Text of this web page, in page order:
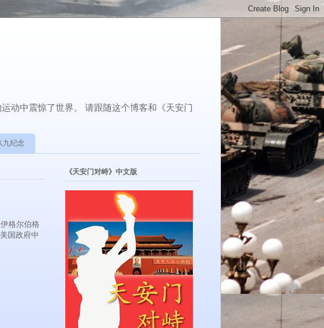
动中震惊了世界。 请跟随这个博客和《天安门
九纪念
格尔伯格
国政府中
《天安门对峙》中文版